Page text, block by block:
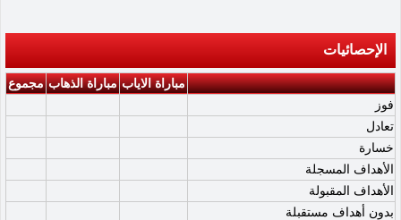
الإحصائيات
مباراة الاياب مباراة الذهاب مجموع
فوز
تعادل
خسارة
الأهداف المسجلة
الأهداف المقبولة
بدون أهداف مستقبلة